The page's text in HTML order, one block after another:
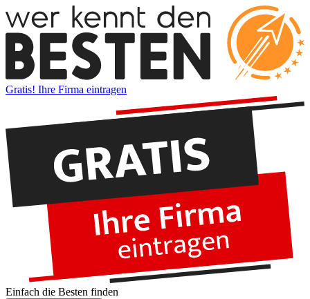
Gratis! Ihre Firma eintragen
Einfach die Besten finden